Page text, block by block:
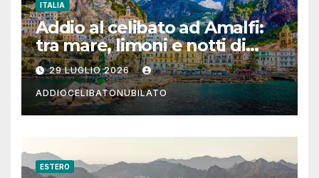
ITALIA
Addio al celibato ad Amalfi:
tra mare, limoni e notti di
festa in Costiera Amalfitana
29 LUGLIO 2026
ADDIOCELIBATONUBILATO
ESTERO